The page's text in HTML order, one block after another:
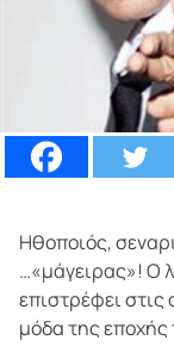
Ηθοποιός,
…«μάγειρας»! Ο
επιστρέφει
μόδα της εποχής